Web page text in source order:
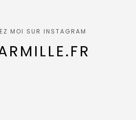
MOI SUR INSTAGRAM